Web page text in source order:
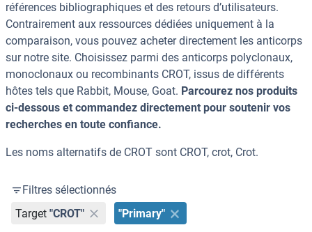
références bibliographiques et des retours d’utilisateurs.
Contrairement aux ressources dédiées uniquement à la
comparaison, vous pouvez acheter directement les anticorps
sur notre site. Choisissez parmi des anticorps polyclonaux,
monoclonaux ou recombinants CROT, issus de différents
hôtes tels que Rabbit, Mouse, Goat. Parcourez nos produits
ci-dessous et commandez directement pour soutenir vos
recherches en toute confiance.
Les noms alternatifs de CROT sont CROT, crot, Crot.
Filtres sélectionnés
Target "CROT" "Primary"